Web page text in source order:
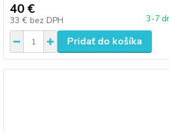
40 €
33 € bez DPH 3-7
Pridať do košíka